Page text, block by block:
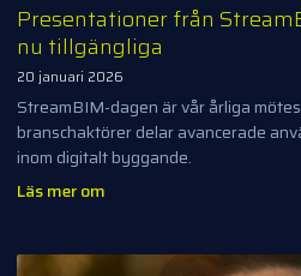
Presentationer från
nu tillgängliga
20 januari 2026
StreamBIM-dagen är vår årliga
branschaktörer delar avancerade
inom digitalt byggande.
Läs mer om